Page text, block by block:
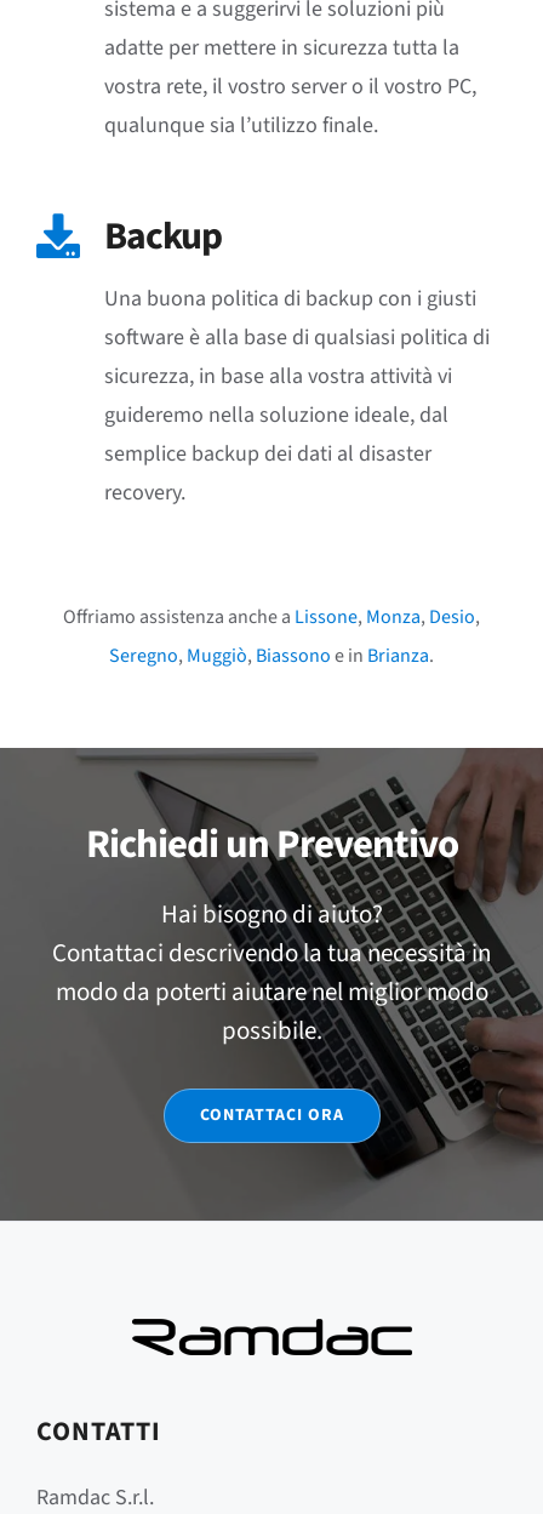
sistema e a suggerirvi le soluzioni più
adatte per mettere in sicurezza tutta la
vostra rete, il vostro server o il vostro PC,
qualunque sia l’utilizzo finale.
Backup
Una buona politica di backup con i giusti
software è alla base di qualsiasi politica di
sicurezza, in base alla vostra attività vi
guideremo nella soluzione ideale, dal
semplice backup dei dati al disaster
recovery.
Offriamo assistenza anche a Lissone, Monza, Desio,
Seregno, Muggiò, Biassonoe in Brianza.
Richiedi un Preventivo
Hai bisogno di aiuto?
Contattaci descrivendo la tua necessità in
modo da poterti aiutare nel miglior modo
possibile.
CONTATTACI ORA
CONTATTI
Ramdac S.r.l.